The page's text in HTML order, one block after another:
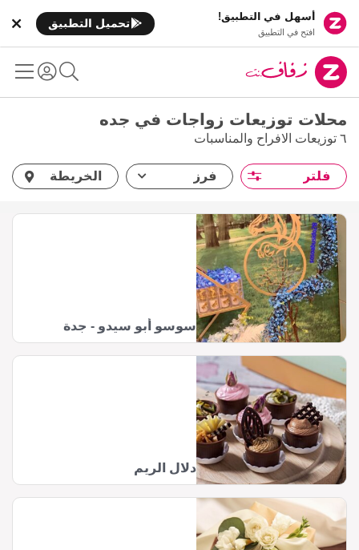
أسهل في التطبيق!
افتح في التطبيق
تحميل التطبيق
محلات توزيعات زواجات في جده
٦ توزيعات الافراح والمناسبات
فلتر فرز الخريطة
سوسو أبو سيدو - جدة
دلال الريم